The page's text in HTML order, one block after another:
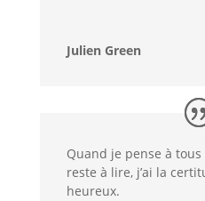
Julien Green
Quand je pense à tous
reste à lire, j’ai la
heureux.